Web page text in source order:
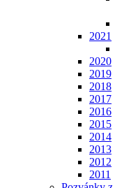
2021
2020
2019
2018
2017
2016
2015
2014
2013
2012
2011